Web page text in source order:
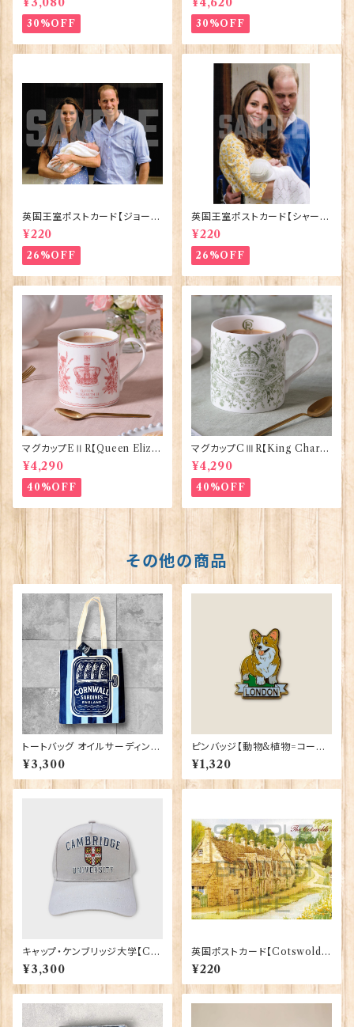
Eggs 50129
30%OFF
e】Victoria Eggs 90332
30%OFF
英国王室ポストカード【ジョージ
王子ご誕生】Pageantry Post
card 90183-JEF100
¥220
26%OFF
英国王室ポストカード【シャーロ
ット王女2】Pageantry Postca
rd 90183-JEF202
¥220
26%OFF
マグカップEⅡR【Queen Eliza
bethⅡ Commemorative】Vi
ctoria Eggs 50126
¥4,290
40%OFF
マグカップCⅢR【King Charle
sⅢ Coronation】Victoria E
ggs 50127
¥4,290
40%OFF
その他の商品
トートバッグ オイルサーディン E
lgate Products 90431
¥3,300
ピンバッジ【動物&植物=コーギ
ーロンドン】Tradition 90040
-T1335
¥1,320
キャップ・ケンブリッジ大学【Ca
mbridge Univ.】00215
¥3,300
英国ポストカード【Cotswold
s】Jadges 90339-19
¥220